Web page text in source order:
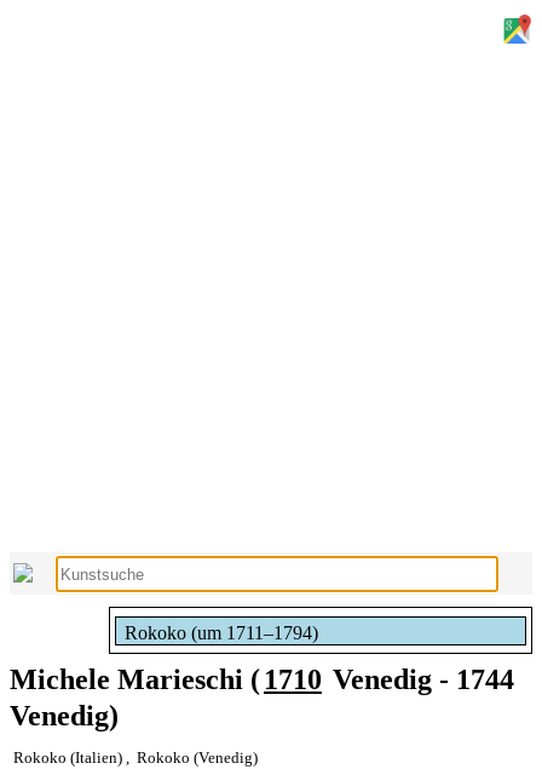
Rokoko (um 1711–1794)
Michele Marieschi (1710 Venedig - 1744
Venedig)
Rokoko (Italien) , Rokoko (Venedig)